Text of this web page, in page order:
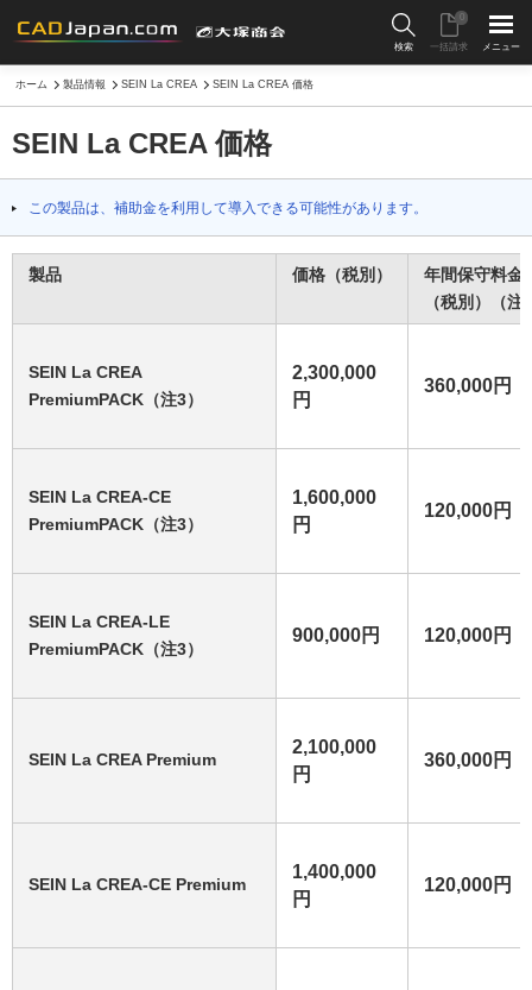
検索 一括請求
0
メニュー
ホーム 製品情報 SEIN La CREA SEIN La CREA 価格
SEIN La CREA 価格
この製品は、補助金を利用して導入できる可能性があります。
製品 価格（税別）
年間保守料金
（税別）（注
SEIN La CREA
PremiumPACK（注3）
2,300,000
円
360,000円
SEIN La CREA-CE
PremiumPACK（注3）
1,600,000
円
120,000円
SEIN La CREA-LE
PremiumPACK（注3）
900,000円 120,000円
SEIN La CREA Premium
2,100,000
円
360,000円
SEIN La CREA-CE Premium
1,400,000
円
120,000円